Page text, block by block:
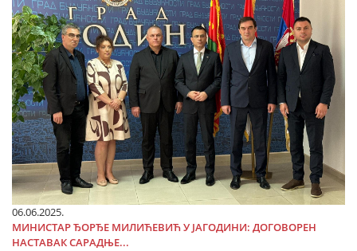
06.06.2025.
МИНИСТАР ЂОРЂЕ МИЛИЋЕВИЋ У ЈАГОДИНИ: ДОГОВОРЕН
НАСТАВАК САРАДЊЕ...